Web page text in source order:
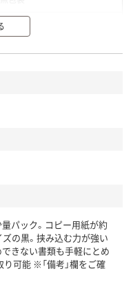
しやすい設計
商品詳細「
」で確認できます。
パック。コピー用紙が約
の黒。挟み込む力が強い
きない書類も手軽にとめ
可能 ※「備考」欄をご確